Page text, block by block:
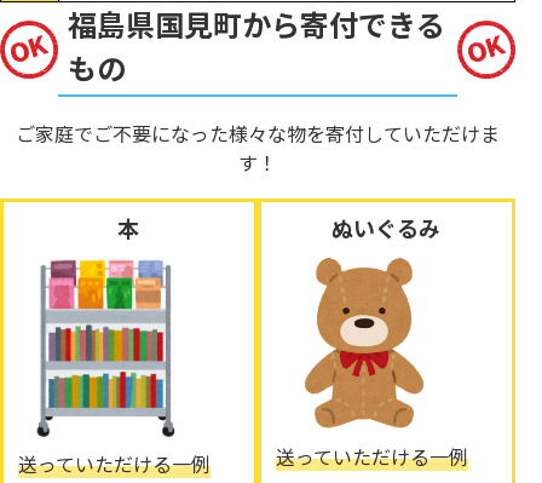
福島県国見町から寄付できる
もの
ご家庭でご不要になった様々な物を寄付していただけま
す！
本
送っていただける一例
ぬいぐるみ
送っていただける一例